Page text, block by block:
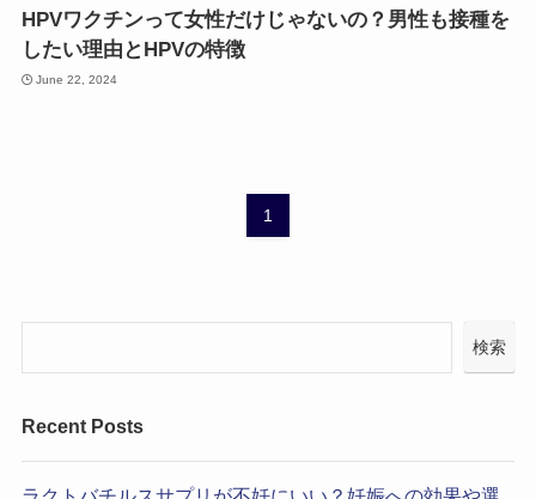
HPVワクチンって女性だけじゃないの？男性も接種を
したい理由とHPVの特徴
June 22, 2024
1
検索
Recent Posts